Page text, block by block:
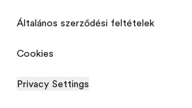
Általános szerződési feltételek
Cookies
Privacy Settings